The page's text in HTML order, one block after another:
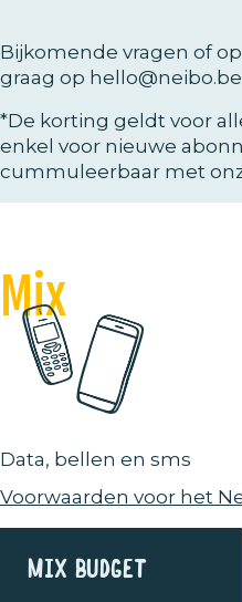
Bijkomende vragen of
graag op
*De korting geldt voor
enkel voor nieuwe
cummuleerbaar met
Mix
Data, bellen en sms
Voorwaarden voor het
Mix Budget